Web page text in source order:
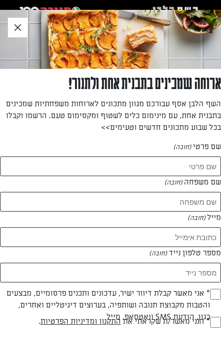
לאזור
תוכן
תחתון
ליאת אלמוג
—
המתכונים של ליאת אלמוג
1 מתכונים
ארוחה שמכינים בתבנית אחת ולתנור!
השף הלבן אסף עבורכם מגוון מתכונים לארוחות משפחתיות שמכינים
בתבנית אחת, עם מינימום כלים לשטוף ומקסימום טעם. הרשמו וקבלו
בכל שבוע מתכונים חדשים וטעימים>>
שם פרטי(חובה)
שם משפחה (חובה)
מייל(חובה)
מספר טלפון נייד(חובה)
(חובה)* אני מאשר קבלת דיוור ישיר, עדכונים ותכנים פרסומיים, מבצעים
והטבות מקבוצת תנובה ושותפיה, בערוצים דיגיטליים ואחרים,
כגון, הודעת SMS וואטסאפ, מייל(חובה)* הנני מאשר/ת שקראתי את התקנון ומדיניות הפרטיות.